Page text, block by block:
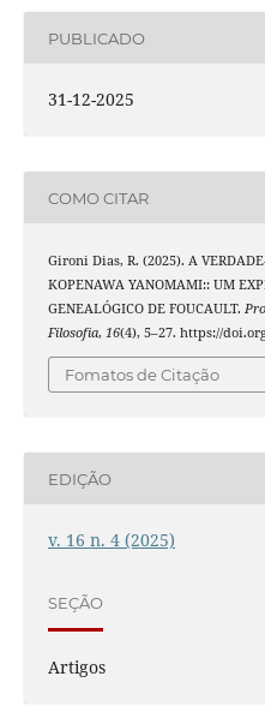
PUBLICADO
31-12-2025
COMO CITAR
Gironi Dias, R. (2025). A
KOPENAWA YANOMAMI:: UM
GENEALÓGICO DE FOUCAULT.
Filosofia, 16(4), 5–27. https://
Fomatos de Citação
EDIÇÃO
v. 16 n. 4 (2025)
SEÇÃO
Artigos